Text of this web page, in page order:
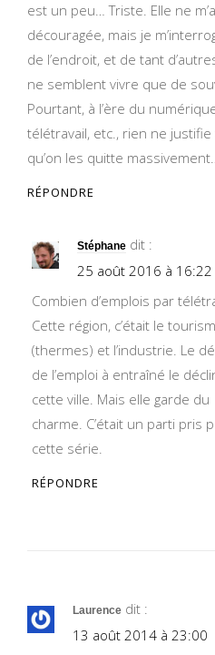
est un peu… Triste. Elle ne
découragée, mais je
de l’endroit, et de tant
ne semblent vivre que de
Pourtant, à l’ère du
télétravail, etc., rien ne
qu’on les quitte
RÉPONDRE
Stéphane dit :
25 août 2016 à 16:22
Combien d’emplois par
Cette région, c’était le
(thermes) et l’industrie. Le
de l’emploi à entraîné le
cette ville. Mais elle garde du
charme. C’était un parti pris
cette série.
RÉPONDRE
Laurence dit :
13 août 2014 à 23:00